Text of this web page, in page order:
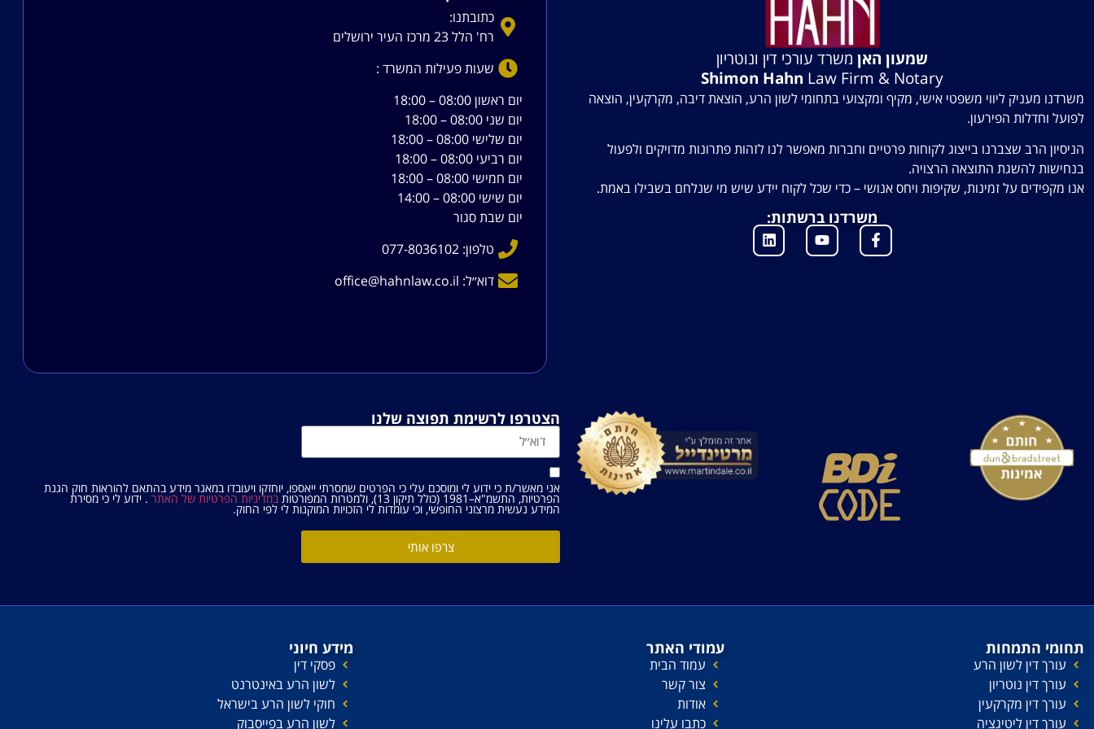
שמעון האןמשרד עורכי דין ונוטריון
Shimon Hahn Law Firm & Notary
משרדנו מעניק ליווי משפטי אישי, מקיף ומקצועי בתחומי לשון הרע, הוצאת דיבה, מקרקעין, הוצאה
לפועל וחדלות הפירעון.
הניסיון הרב שצברנו בייצוג לקוחות פרטיים וחברות מאפשר לנו לזהות פתרונות מדויקים ולפעול
בנחישות להשגת התוצאה הרצויה.
אנו מקפידים על זמינות, שקיפות ויחס אנושי – כדי שכל לקוח יידע שיש מי שנלחם בשבילו באמת.
משרדנו ברשתות:
כתובתנו:
רח' הלל 23 מרכז העיר ירושלים
שעות פעילות המשרד :
יום ראשון 08:00 – 18:00
יום שני 08:00 – 18:00
יום שלישי 08:00 – 18:00
יום רביעי 08:00 – 18:00
יום חמישי 08:00 – 18:00
יום שישי 08:00 – 14:00
יום שבת סגור
טלפון: 077-8036102
דוא׳׳ל: office@hahnlaw.co.il
הצטרפו לרשימת תפוצה שלנו
אני מאשר/ת כי ידוע לי ומוסכם עלי כי הפרטים שמסרתי ייאספו, יוחזקו ויעובדו במאגר מידע בהתאם להוראות חוק הגנת
הפרטיות, התשמ"א–1981 (כולל תיקון 13), ולמטרות המפורטות במדיניות הפרטיות של האתר . ידוע לי כי מסירת
המידע נעשית מרצוני החופשי, וכי עומדות לי הזכויות המוקנות לי לפי החוק.
צרפו אותי
תחומי התמחות
עורך דין לשון הרע
עורך דין נוטריון
עורך דין מקרקעין
עורך דין ליטיגציה
עמודי האתר
עמוד הבית
צור קשר
אודות
כתבו עלינו
מידע חיוני
פסקי דין
לשון הרע באינטרנט
חוקי לשון הרע בישראל
לשון הרע בפייסבוק